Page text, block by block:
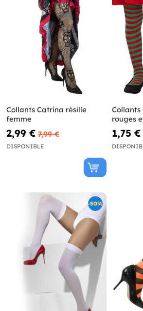
Collants Catrina résille
femme
2,99 € 7,99 €
DISPONIBLE
rouges
1,75 €
-50%